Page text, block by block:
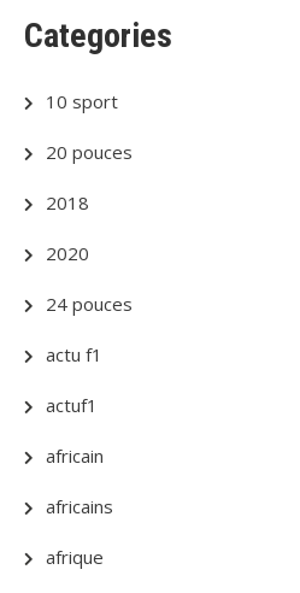
Categories
10 sport
20 pouces
2018
2020
24 pouces
actu f1
actuf1
africain
africains
afrique